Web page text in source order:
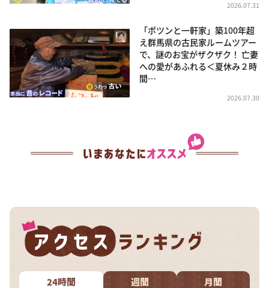
2026.07.31
「ポツンと一軒家」築100年超
え群馬県の古民家ルームツアー
で、謎のお宝がザクザク！ 亡妻
への愛があふれる＜夏休み２時
間…
2026.07.30
24時間 週間 月間